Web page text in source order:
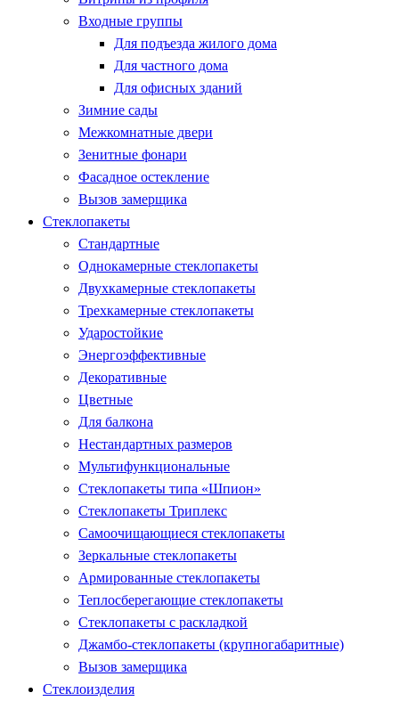
Входные группы
Для подъезда жилого дома
Для частного дома
Для офисных зданий
Зимние сады
Межкомнатные двери
Зенитные фонари
Фасадное остекление
Вызов замерщика
Стеклопакеты
Стандартные
Однокамерные стеклопакеты
Двухкамерные стеклопакеты
Трехкамерные стеклопакеты
Ударостойкие
Энергоэффективные
Декоративные
Цветные
Для балкона
Нестандартных размеров
Мультифункциональные
Стеклопакеты типа «Шпион»
Стеклопакеты Триплекс
Самоочищающиеся стеклопакеты
Зеркальные стеклопакеты
Армированные стеклопакеты
Теплосберегающие стеклопакеты
Стеклопакеты с раскладкой
Джамбо-стеклопакеты (крупногабаритные)
Вызов замерщика
Стеклоизделия